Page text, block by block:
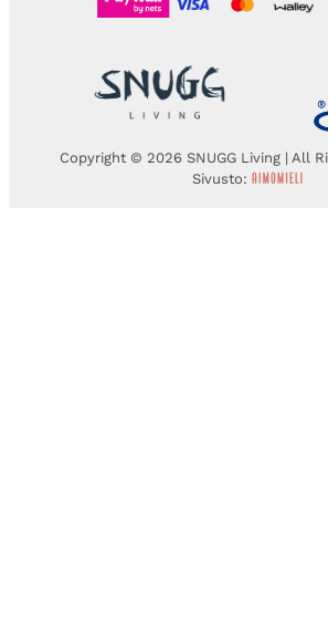
Copyright © 2026 SNUGG Living | All
Sivusto: